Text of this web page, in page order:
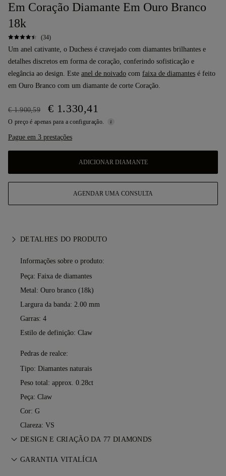
Em Coração Diamante Em Ouro Branco
18k
(34)
Um anel cativante, o Duchess é cravejado com diamantes brilhantes e
detalhes discretos em forma de coração, conferindo sofisticação e
elegância ao design. Este anel de noivado com faixa de diamantes é feito
em Ouro Branco com um diamante de corte Coração.
€ 1.900,59 € 1.330,41
O preço é apenas para a configuração.
Pague em 3 prestações
ADICIONAR DIAMANTE
AGENDAR UMA CONSULTA
DETALHES DO PRODUTO
Informações sobre o produto:
Peça: Faixa de diamantes
Metal: Ouro branco (18k)
Largura da banda: 2.00 mm
Garras: 4
Estilo de definição: Claw
Pedras de realce:
Tipo: Diamantes naturais
Peso total: approx. 0.28ct
Peça: Claw
Cor: G
Clareza: VS
DESIGN E CRIAÇÃO DA 77 DIAMONDS
A arte da joalharia aperfeiçoada peça a peça pelos mestres
GARANTIA VITALÍCIA